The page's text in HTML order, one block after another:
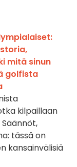
mitä sinun
golfista
kilpaillaan
tässä on
kansainvälisiä